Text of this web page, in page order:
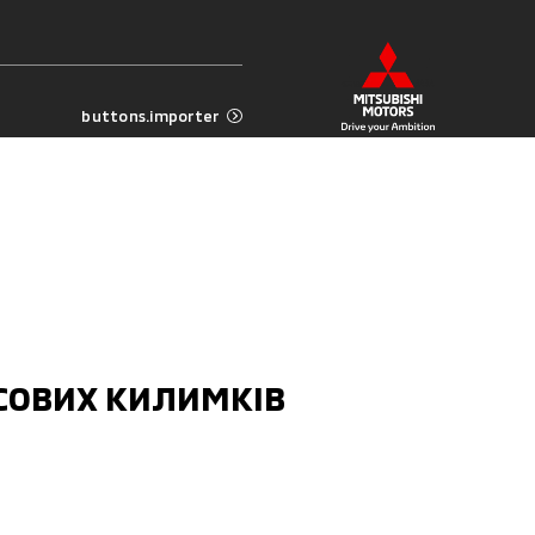
buttons.importer
КИЛИМКІВ